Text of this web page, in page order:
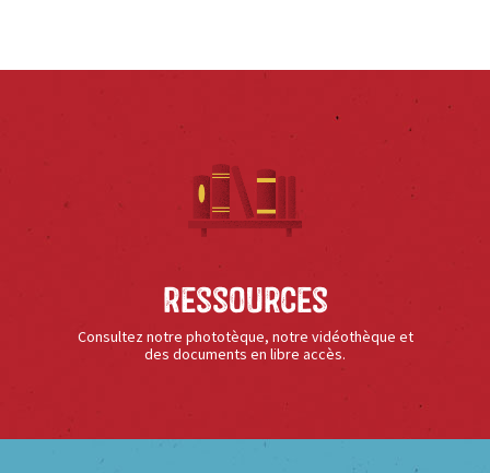
Ressources
Consultez notre phototèque, notre vidéothèque et
des documents en libre accès.